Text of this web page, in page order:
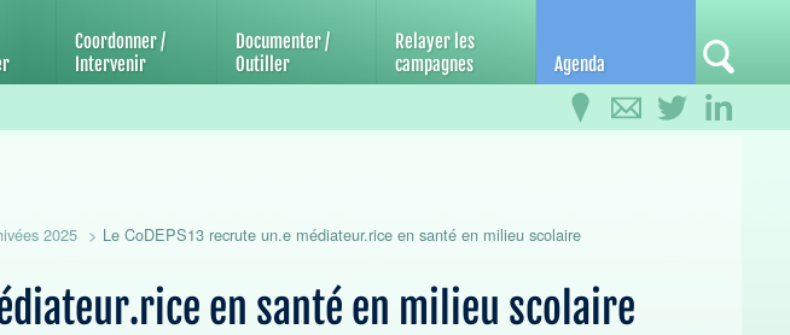
Coordonner /
Intervenir
Documenter /
Outiller
Relayer les
campagnes
Agenda
2025 Le CoDEPS13 recrute un.e médiateur.rice en santé en milieu scolaire
en santé en milieu scolaire